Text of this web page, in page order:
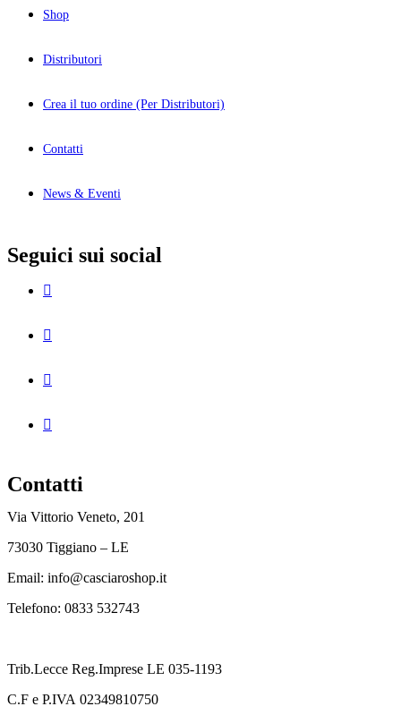
Shop
Distributori
Crea il tuo ordine (Per Distributori)
Contatti
News & Eventi
Seguici sui social
Contatti
Via Vittorio Veneto, 201
73030 Tiggiano – LE
Email: info@casciaroshop.it
Telefono: 0833 532743
Trib.Lecce Reg.Imprese LE 035-1193
C.F e P.IVA 02349810750